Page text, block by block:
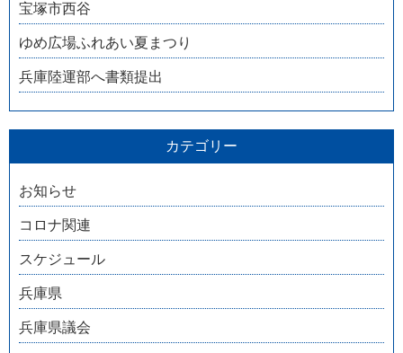
宝塚市西谷
ゆめ広場ふれあい夏まつり
兵庫陸運部へ書類提出
カテゴリー
お知らせ
コロナ関連
スケジュール
兵庫県
兵庫県議会